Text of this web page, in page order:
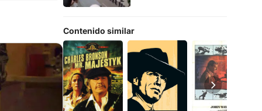
Contenido similar